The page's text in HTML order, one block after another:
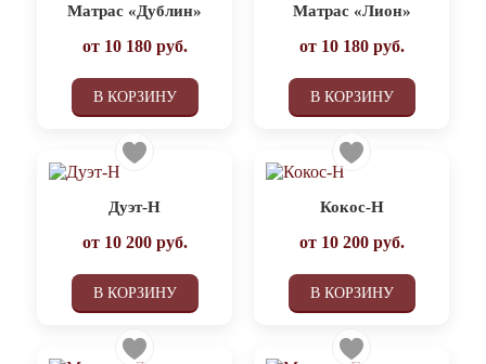
Матрас «Дублин»
от 10 180руб.
В КОРЗИНУ
Матрас «Лион»
от 10 180руб.
В КОРЗИНУ
Дуэт-Н
от 10 200руб.
В КОРЗИНУ
Кокос-Н
от 10 200руб.
В КОРЗИНУ